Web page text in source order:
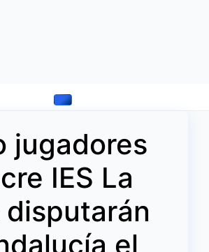
jugadores
IES La
disputarán
el